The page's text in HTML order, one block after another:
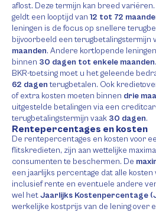
aflost. Deze termijn kan breed variëren.
geldt een looptijd van 12 tot 72
leningen is de focus op snellere
bijvoorbeeld een terugbetalingstermijn
maanden. Andere kortlopende
binnen 30 dagen tot enkele maanden
BKR-toetsing moet u het geleende
62 dagen terugbetalen. Ook
of extra kosten moeten binnen drie
uitgestelde betalingen via een
terugbetalingstermijn vaak 30 dagen.
Rentepercentages en kosten
De rentepercentages en kosten voor
flitskredieten, zijn aan wettelijke
consumenten te beschermen. De
een jaarlijks percentage dat alle kosten
inclusief rente en eventuele andere
wel hetJaarlijks Kostenpercentage
werkelijke kostprijs van de lening over